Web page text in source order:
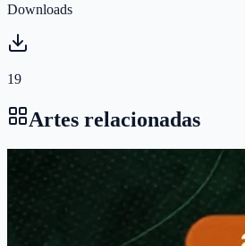
Downloads
19
Artes relacionadas